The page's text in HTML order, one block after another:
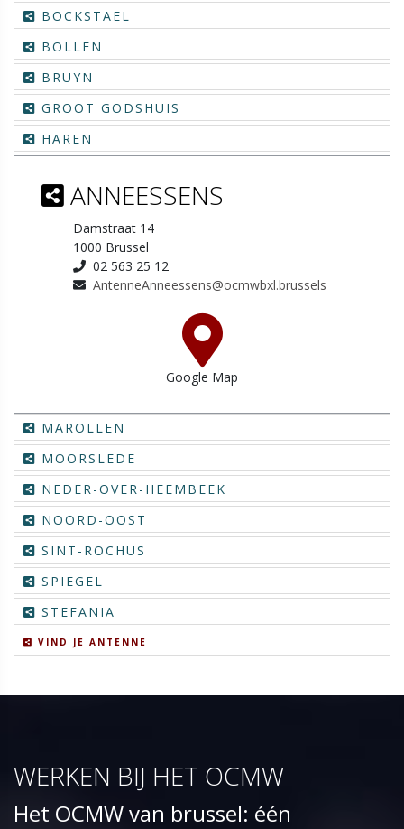
BOCKSTAEL
BOLLEN
BRUYN
GROOT GODSHUIS
HAREN
ANNEESSENS
Damstraat 14
1000 Brussel
02 563 25 12
AntenneAnneessens@ocmwbxl.brussels
Google Map
MAROLLEN
MOORSLEDE
NEDER-OVER-HEEMBEEK
NOORD-OOST
SINT-ROCHUS
SPIEGEL
STEFANIA
VIND JE ANTENNE
WERKEN BIJ HET OCMW
Het OCMW van brussel: één